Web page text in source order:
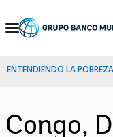
Skip
Navigation
ENTENDIENDO LA POBREZA
Congo,